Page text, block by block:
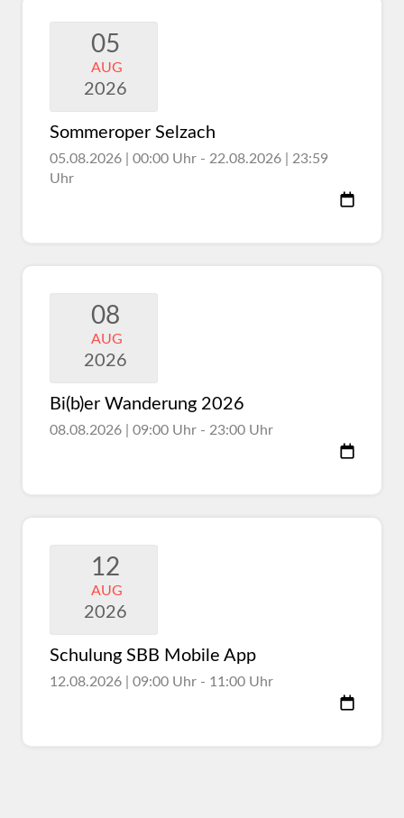
2026
AUG
05
Sommeroper Selzach
05.08.2026 | 00:00 Uhr - 22.08.2026 | 23:59
Uhr
2026
AUG
08
Bi(b)er Wanderung 2026
08.08.2026 | 09:00 Uhr - 23:00 Uhr
2026
AUG
12
Schulung SBB Mobile App
12.08.2026 | 09:00 Uhr - 11:00 Uhr